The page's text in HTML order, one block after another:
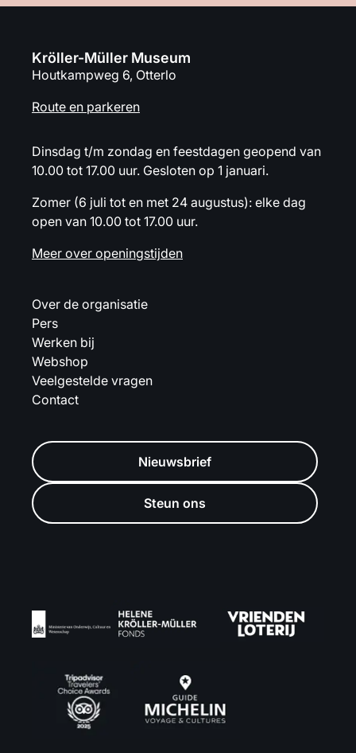
Kröller-Müller Museum
Houtkampweg 6, Otterlo
Route en parkeren
Dinsdag t/m zondag en feestdagen geopend van
10.00 tot 17.00 uur. Gesloten op 1 januari.
Zomer (6 juli tot en met 24 augustus): elke dag
open van 10.00 tot 17.00 uur.
Meer over openingstijden
Over de organisatie
Pers
Werken bij
Webshop
Veelgestelde vragen
Contact
Nieuwsbrief
Steun ons